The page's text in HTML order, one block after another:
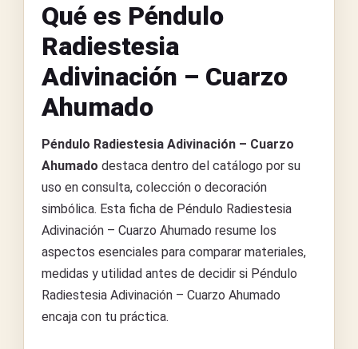
Qué es Péndulo
Radiestesia
Adivinación – Cuarzo
Ahumado
Péndulo Radiestesia Adivinación – Cuarzo
Ahumado destaca dentro del catálogo por su
uso en consulta, colección o decoración
simbólica. Esta ficha de Péndulo Radiestesia
Adivinación – Cuarzo Ahumado resume los
aspectos esenciales para comparar materiales,
medidas y utilidad antes de decidir si Péndulo
Radiestesia Adivinación – Cuarzo Ahumado
encaja con tu práctica.